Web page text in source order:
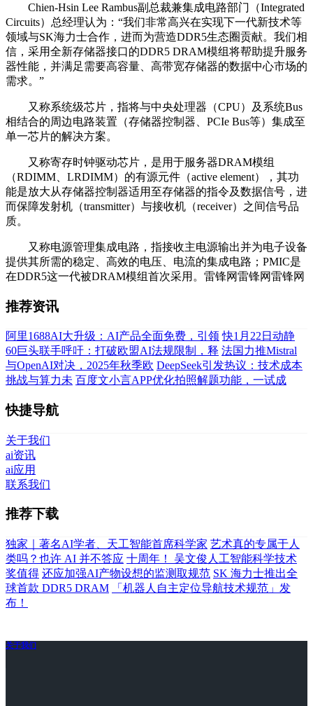
Chien-Hsin Lee Rambus副总裁兼集成电路部门（Integrated
Circuits）总经理认为：“我们非常高兴在实现下一代新技术等
领域与SK海力士合作，进而为营造DDR5生态圈贡献。我们相
信，采用全新存储器接口的DDR5 DRAM模组将帮助提升服务
器性能，并满足需要高容量、高带宽存储器的数据中心市场的
需求。”
又称系统级芯片，指将与中央处理器（CPU）及系统Bus
相结合的周边电路装置（存储器控制器、PCIe Bus等）集成至
单一芯片的解决方案。
又称寄存时钟驱动芯片，是用于服务器DRAM模组
（RDIMM、LRDIMM）的有源元件（active element），其功
能是放大从存储器控制器适用至存储器的指令及数据信号，进
而保障发射机（transmitter）与接收机（receiver）之间信号品
质。
又称电源管理集成电路，指接收主电源输出并为电子设备
提供其所需的稳定、高效的电压、电流的集成电路；PMIC是
在DDR5这一代被DRAM模组首次采用。雷锋网雷锋网雷锋网
推荐资讯
阿里1688AI大升级：AI产品全面免费，引领 快1月22日动静
60巨头联手呼吁：打破欧盟AI法规限制，释 法国力推Mistral
与OpenAI对决，2025年秋季欧 DeepSeek引发热议：技术成本
挑战与算力未 百度文小言APP优化拍照解题功能，一试成
快捷导航
关于我们
ai资讯
ai应用
联系我们
推荐下载
独家｜著名AI学者、天工智能首席科学家 艺术真的专属于人
类吗？也许 AI 并不答应 十周年！ 吴文俊人工智能科学技术
奖值得 还应加强AI产物设想的监测取规范 SK 海力士推出全
球首款 DDR5 DRAM
「机器人自主定位导航技术规范」发
布！
关于我们